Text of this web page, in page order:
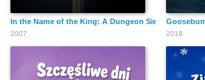
In the Name of the King: A Dungeon Siege Tale
2007 2018